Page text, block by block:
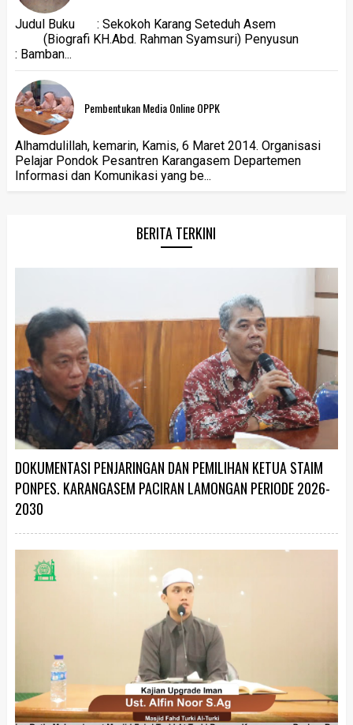
Judul Buku : Sekokoh Karang Seteduh Asem
(Biografi KH.Abd. Rahman Syamsuri) Penyusun
: Bamban...
Pembentukan Media Online OPPK
Alhamdulillah, kemarin, Kamis, 6 Maret 2014. Organisasi
Pelajar Pondok Pesantren Karangasem Departemen
Informasi dan Komunikasi yang be...
BERITA TERKINI
DOKUMENTASI PENJARINGAN DAN PEMILIHAN KETUA STAIM
PONPES. KARANGASEM PACIRAN LAMONGAN PERIODE 2026-
2030